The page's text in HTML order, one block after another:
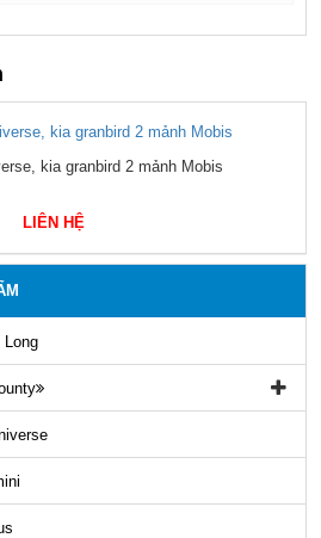
BẦU HƠI XE KHÁCH 945, 661 Firestone
Long